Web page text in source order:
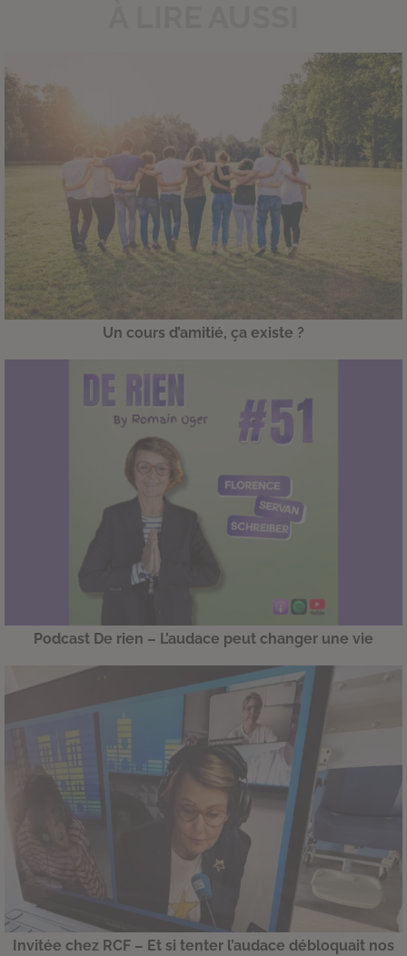
Un cours d’amitié, ça existe ?
Podcast De rien – L’audace peut changer une vie
Invitée chez RCF – Et si tenter l’audace débloquait nos